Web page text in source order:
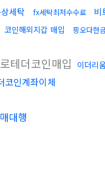
세탁 fx세탁최저수수료 비
코인해외지갑 매입 핑오다현
테더코인매입 이더리
코인계좌이체
대행